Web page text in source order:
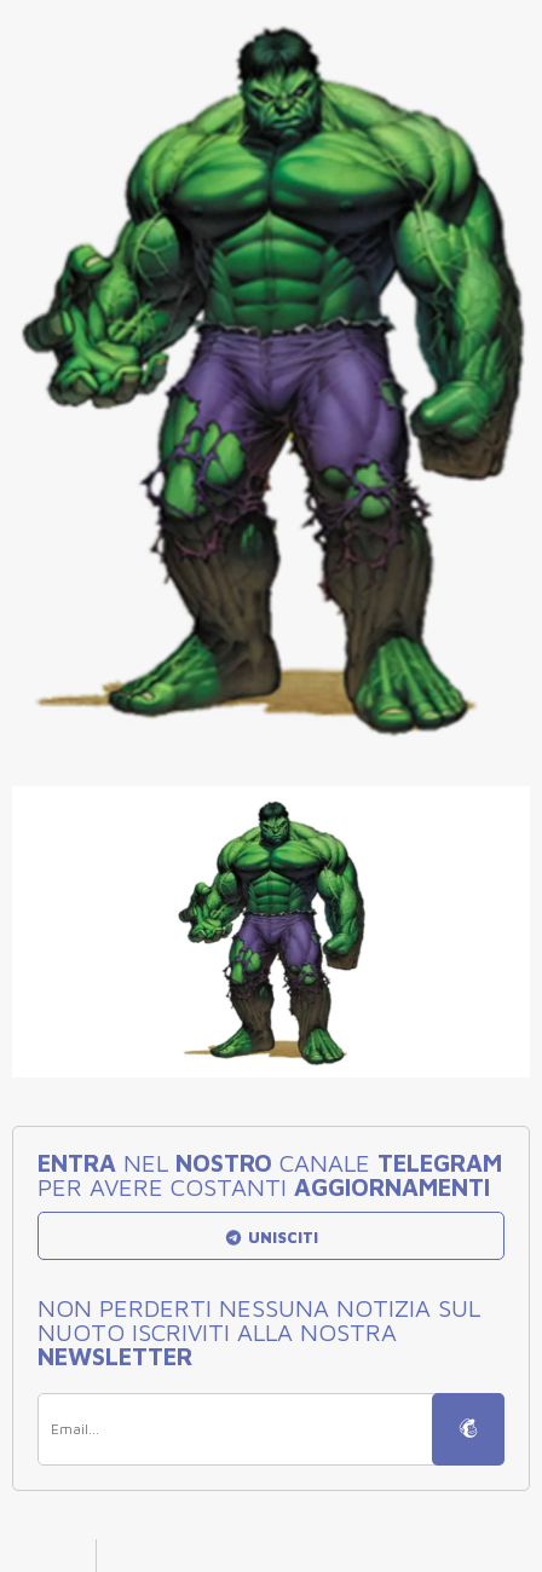
ENTRA NEL NOSTRO CANALE TELEGRAM
PER AVERE COSTANTI AGGIORNAMENTI
UNISCITI
NON PERDERTI NESSUNA NOTIZIA SUL
NUOTO ISCRIVITI ALLA NOSTRA
NEWSLETTER